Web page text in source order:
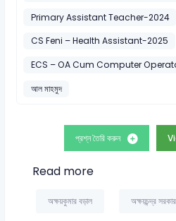
Primary Assistant Teacher-2024
CS Feni – Health Assistant-2025
ECS – OA Cum Computer
আল মাহমুদ
প্রশ্ন তৈরি করুন
Read more
অক্ষয়কুমার বড়াল অক্ষয়চন্দ্র সরকার